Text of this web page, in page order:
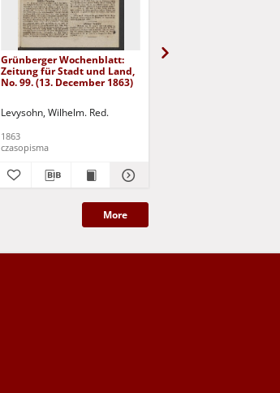
Grünberger Wochenblatt:
Zeitung für Stadt und Land,
No. 99. (13. December 1863)
Levysohn, Wilhelm. Red.
1863
czasopisma
More